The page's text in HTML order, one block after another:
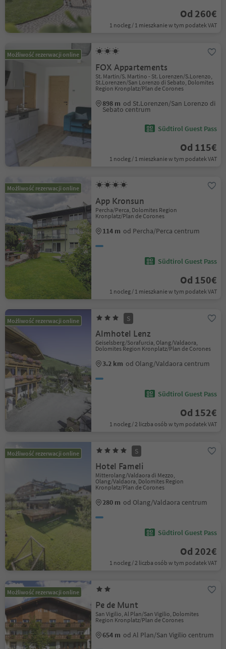
Od 260€
1 nocleg / 1 mieszkanie w tym podatek VAT
Możliwość rezerwacji online
FOX Appartements
St. Martin/S. Martino - St. Lorenzen/S.Lorenzo,
St.Lorenzen/San Lorenzo di Sebato, Dolomites
Region Kronplatz/Plan de Corones
898 m od St.Lorenzen/San Lorenzo di
Sebato centrum
Südtirol Guest Pass
Od 115€
1 nocleg / 1 mieszkanie w tym podatek VAT
Możliwość rezerwacji online
App Kronsun
Percha/Perca, Dolomites Region
Kronplatz/Plan de Corones
114 m od Percha/Perca centrum
Südtirol Guest Pass
Od 150€
1 nocleg / 1 mieszkanie w tym podatek VAT
Możliwość rezerwacji online S
Almhotel Lenz
Geiselsberg/Sorafurcia, Olang/Valdaora,
Dolomites Region Kronplatz/Plan de Corones
3.2 km od Olang/Valdaora centrum
Südtirol Guest Pass
Od 152€
1 nocleg / 2 liczba osób w tym podatek VAT
Możliwość rezerwacji online S
Hotel Fameli
Mitterolang/Valdaora di Mezzo,
Olang/Valdaora, Dolomites Region
Kronplatz/Plan de Corones
280 m od Olang/Valdaora centrum
Südtirol Guest Pass
Od 202€
1 nocleg / 2 liczba osób w tym podatek VAT
Możliwość rezerwacji online
Pe de Munt
San Vigilio, Al Plan/San Vigilio, Dolomites
Region Kronplatz/Plan de Corones
654 m od Al Plan/San Vigilio centrum